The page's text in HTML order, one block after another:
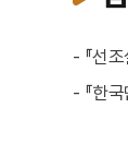
- 『선
- 『한